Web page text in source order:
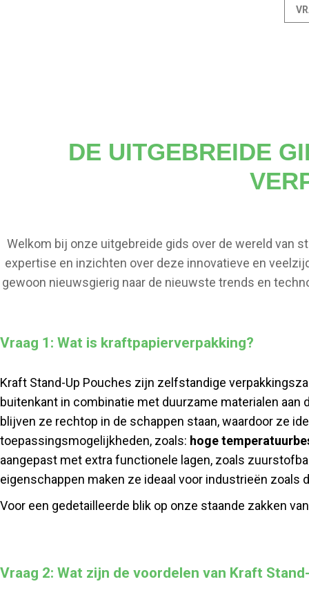
DE UITGEBREIDE
Welkom bij onze uitgebreide gids over de wereld van
expertise en inzichten over deze innovatieve en
gewoon nieuwsgierig naar de nieuwste trends en
Vraag 1: Wat is kraftpapierverpakking?
Kraft Stand-Up Pouches zijn zelfstandige
buitenkant in combinatie met duurzame materialen
blijven ze rechtop in de schappen staan, waardoor ze
toepassingsmogelijkheden, zoals: hoge
aangepast met extra functionele lagen, zoals
eigenschappen maken ze ideaal voor industrieën
Voor een gedetailleerde blik op onze staande zakken
Vraag 2: Wat zijn de voordelen van Kraft